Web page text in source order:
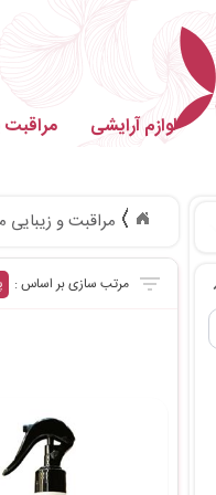
لوازم آرایشی
مراقبت و زیبایی